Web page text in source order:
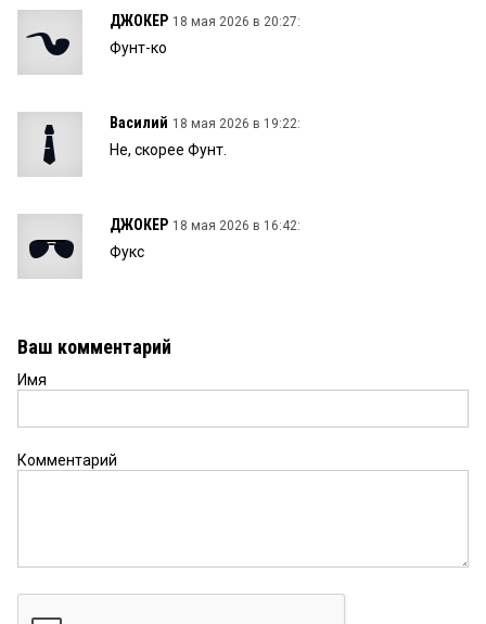
ДЖОКЕР 18 мая 2026 в 20:27:
Фунт-ко
Василий 18 мая 2026 в 19:22:
Не, скорее Фунт.
ДЖОКЕР 18 мая 2026 в 16:42:
Фукс
Ваш комментарий
Имя
Комментарий